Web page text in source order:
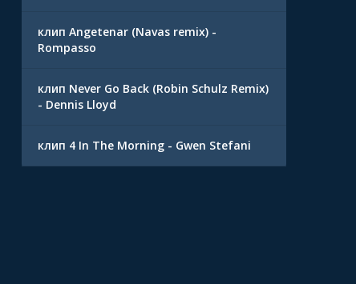
клип Angetenar (Navas remix) -
Rompasso
клип Never Go Back (Robin Schulz Remix)
- Dennis Lloyd
клип 4 In The Morning - Gwen Stefani